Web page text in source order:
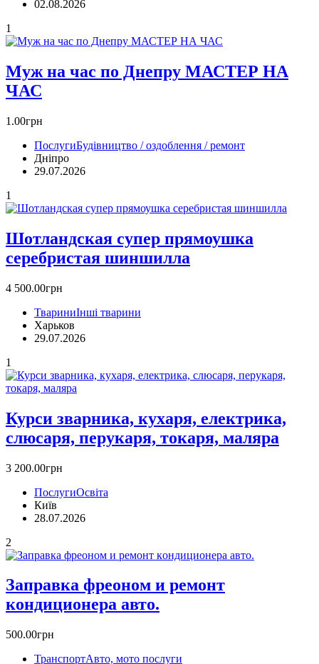
02.08.2026
1
Муж на час по Днепру МАСТЕР НА
ЧАС
1.00грн
ПослугиБудівництво / оздоблення / ремонт
Дніпро
29.07.2026
1
Шотландская супер прямоушка
серебристая шиншилла
4 500.00грн
ТвариниІнші тварини
Харьков
29.07.2026
1
Курси зварника, кухаря, електрика,
слюсаря, перукаря, токаря, маляра
3 200.00грн
ПослугиОсвіта
Київ
28.07.2026
2
Заправка фреоном и ремонт
кoндиционера авто.
500.00грн
ТранспортАвто, мото послуги